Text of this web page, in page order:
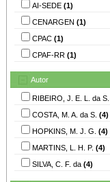
AI-SEDE (1)
CENARGEN (1)
CPAC (1)
CPAF-RR (1)
Autor
RIBEIRO, J. E. L. da S.
COSTA, M. A. da S. (4)
HOPKINS, M. J. G. (4)
MARTINS, L. H. P. (4)
SILVA, C. F. da (4)